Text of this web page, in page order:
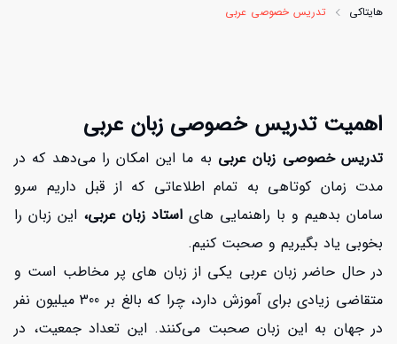
هایتاکی تدریس خصوصی عربی
اهمیت تدریس خصوصی زبان عربی
تدریس خصوصی زبان عربی به ما این امکان را می‌دهد که در
مدت زمان کوتاهی به تمام اطلاعاتی که از قبل داریم سرو
سامان بدهیم و با راهنمایی های استاد زبان عربی، این زبان را
بخوبی یاد بگیریم و صحبت کنیم.
در حال حاضر زبان عربی یکی از زبان های پر مخاطب است و
متقاضی زیادی برای آموزش دارد، چرا که بالغ بر 300 میلیون نفر
در جهان به این زبان صحبت می‌کنند. این تعداد جمعیت، در